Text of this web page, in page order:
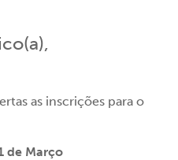
as inscrições para o
de Março